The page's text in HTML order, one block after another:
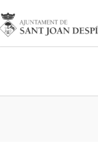
Imatge